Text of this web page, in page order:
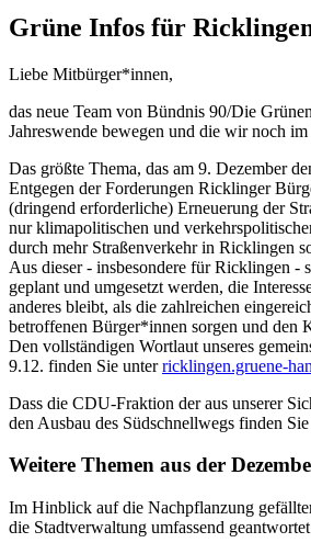
Grüne Infos für
Liebe Mitbürger*innen,
das neue Team von Bündnis 90/Die
Jahreswende bewegen und die wir noch
Das größte Thema, das am 9. Dezember
Entgegen der Forderungen Ricklinger
(dringend erforderliche) Erneuerung der
nur klimapolitischen und
durch mehr Straßenverkehr in Ricklingen
Aus dieser - insbesondere für Ricklingen -
geplant und umgesetzt werden, die
anderes bleibt, als die zahlreichen
betroffenen Bürger*innen sorgen und den
Den vollständigen Wortlaut unseres
9.12. finden Sie unterricklingen.gruene-
Dass die CDU-Fraktion der aus unserer
den Ausbau des Südschnellwegs finden
Weitere Themen aus der
Im Hinblick auf die Nachpflanzung
die Stadtverwaltung umfassend